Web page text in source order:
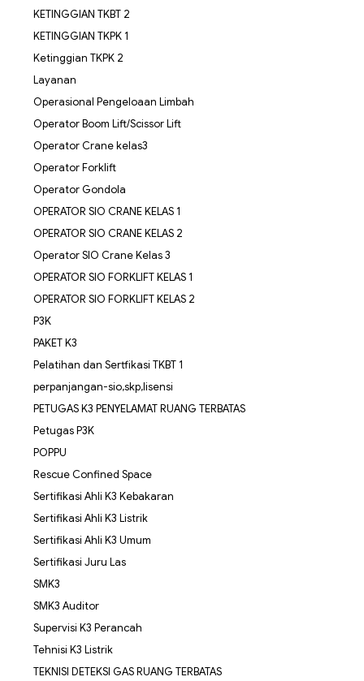
KETINGGIAN TKBT 2
KETINGGIAN TKPK 1
Ketinggian TKPK 2
Layanan
Operasional Pengeloaan Limbah
Operator Boom Lift/Scissor Lift
Operator Crane kelas3
Operator Forklift
Operator Gondola
OPERATOR SIO CRANE KELAS 1
OPERATOR SIO CRANE KELAS 2
Operator SIO Crane Kelas 3
OPERATOR SIO FORKLIFT KELAS 1
OPERATOR SIO FORKLIFT KELAS 2
P3K
PAKET K3
Pelatihan dan Sertfikasi TKBT 1
perpanjangan-sio,skp,lisensi
PETUGAS K3 PENYELAMAT RUANG TERBATAS
Petugas P3K
POPPU
Rescue Confined Space
Sertifikasi Ahli K3 Kebakaran
Sertifikasi Ahli K3 Listrik
Sertifikasi Ahli K3 Umum
Sertifikasi Juru Las
SMK3
SMK3 Auditor
Supervisi K3 Perancah
Tehnisi K3 Listrik
TEKNISI DETEKSI GAS RUANG TERBATAS